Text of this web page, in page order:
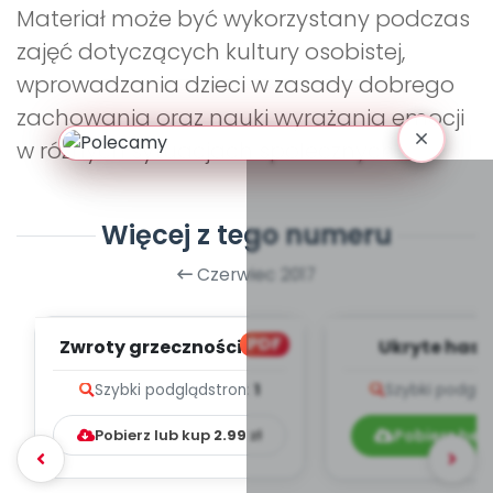
Materiał może być wykorzystany podczas
zajęć dotyczących kultury osobistej,
wprowadzania dzieci w zasady dobrego
zachowania oraz nauki wyrażania emocji
w różnych sytuacjach społecznych.
Więcej z tego numeru
Czerwiec 2017
PDF
Zwroty grzecznościowe
Szybki podglądstron: 1
Pobierz lub kup 2.99 zł
Ukryte
Szybki
Pobierz